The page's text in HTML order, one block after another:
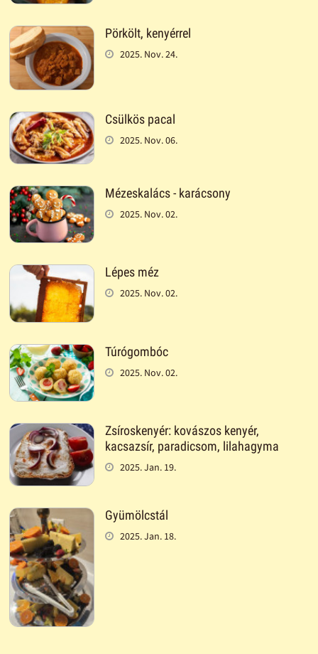
Pörkölt, kenyérrel
2025. Nov. 24.
Csülkös pacal
2025. Nov. 06.
Mézeskalács - karácsony
2025. Nov. 02.
Lépes méz
2025. Nov. 02.
Túrógombóc
2025. Nov. 02.
Zsíroskenyér: kovászos kenyér,
kacsazsír, paradicsom, lilahagyma
2025. Jan. 19.
Gyümölcstál
2025. Jan. 18.